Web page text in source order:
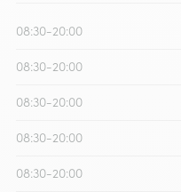
08:30-20:00
08:30-20:00
08:30-20:00
08:30-20:00
08:30-20:00